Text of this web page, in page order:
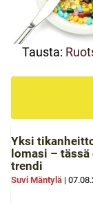
Tausta:
Yksi
lomasi –
trendi
Suvi Mäntylä |